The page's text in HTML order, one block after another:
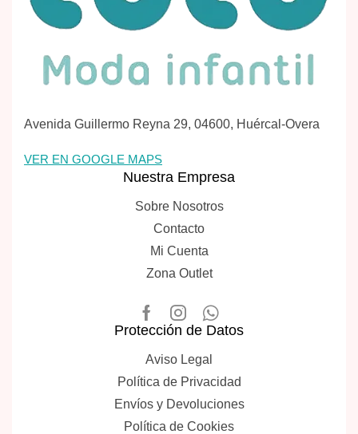
Avenida Guillermo Reyna 29, 04600, Huércal-Overa
VER EN GOOGLE MAPS
Nuestra Empresa
Sobre Nosotros
Contacto
Mi Cuenta
Zona Outlet
Protección de Datos
Aviso Legal
Política de Privacidad
Envíos y Devoluciones
Política de Cookies